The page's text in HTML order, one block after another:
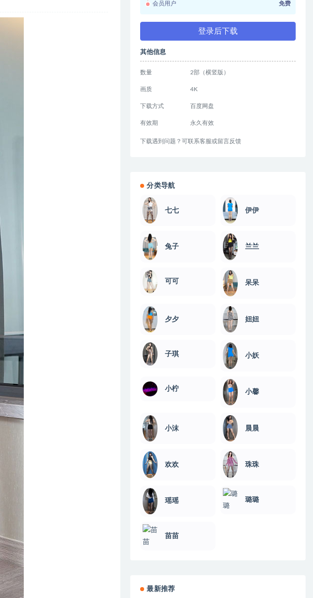
会员用户 免费
登录后下载
其他信息
数量 2部（横竖版）
画质 4K
下载方式 百度网盘
有效期 永久有效
下载遇到问题？可联系客服或留言反馈
分类导航
七七 伊伊
兔子 兰兰
可可 呆呆
夕夕 妞妞
子琪 小妖
小柠 小馨
小沫 晨晨
欢欢 珠珠
瑶瑶 璐璐
苗苗
最新推荐